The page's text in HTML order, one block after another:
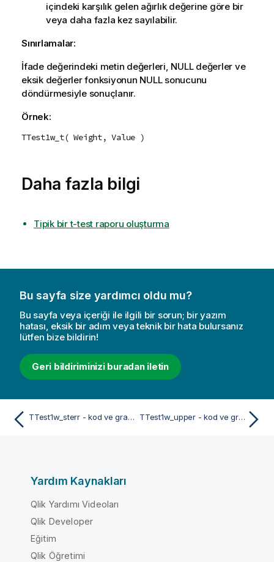
içindeki karşılık gelen ağırlık değerine göre bir
veya daha fazla kez sayılabilir.
Sınırlamalar:
İfade değerindeki metin değerleri, NULLdeğerler ve
eksik değerler fonksiyonun NULLsonucunu
döndürmesiyle sonuçlanır.
Örnek:
TTest1w_t( Weight, Value )
Daha fazla bilgi
Tipik bir t-test raporu oluşturma
Bu sayfa size yardımcı oldu mu?
Bu sayfa veya içeriği ile ilgili bir sorun; bir yazım
hatası, eksik bir adım veya teknik bir hata bulursanız
lütfen bize bildirin!
Geri bildiriminizi buradan iletin
TTest1w_sterr - kod ve grafik fonksiyonu TTest1w_upper - kod ve grafik fonksiyonu
Yardım Kaynakları
Qlik Yardımı Videoları
Qlik Developer
Eğitim
Qlik Öğretimi